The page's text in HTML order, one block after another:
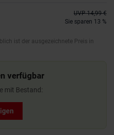
UVP 14,99 €
Sie sparen 13 %
ist der ausgezeichnete Preis in
verfügbar
mit Bestand: